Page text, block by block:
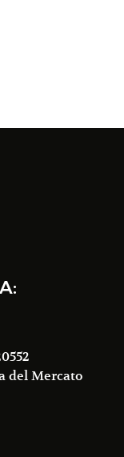
del Mercato